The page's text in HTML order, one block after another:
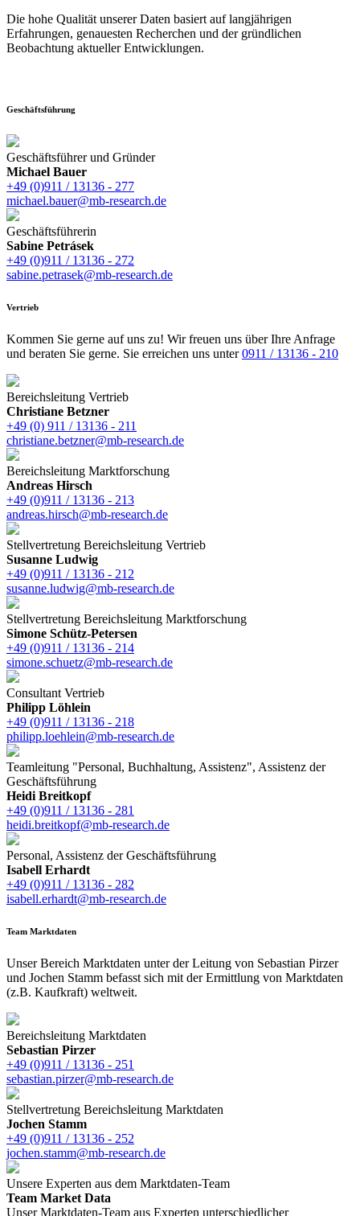
Die hohe Qualität unserer Daten basiert auf langjährigen
Erfahrungen, genauesten Recherchen und der gründlichen
Beobachtung aktueller Entwicklungen.
Geschäftsführung
Geschäftsführer und Gründer
Michael Bauer
+49 (0)911 / 13136 - 277
michael.bauer@mb-research.de
Geschäftsführerin
Sabine Petrásek
+49 (0)911 / 13136 - 272
sabine.petrasek@mb-research.de
Vertrieb
Kommen Sie gerne auf uns zu! Wir freuen uns über Ihre Anfrage
und beraten Sie gerne. Sie erreichen uns unter0911 / 13136 - 210
Bereichsleitung Vertrieb
Christiane Betzner
+49 (0) 911 / 13136 - 211
christiane.betzner@mb-research.de
Bereichsleitung Marktforschung
Andreas Hirsch
+49 (0)911 / 13136 - 213
andreas.hirsch@mb-research.de
Stellvertretung Bereichsleitung Vertrieb
Susanne Ludwig
+49 (0)911 / 13136 - 212
susanne.ludwig@mb-research.de
Stellvertretung Bereichsleitung Marktforschung
Simone Schütz-Petersen
+49 (0)911 / 13136 - 214
simone.schuetz@mb-research.de
Consultant Vertrieb
Philipp Löhlein
+49 (0)911 / 13136 - 218
philipp.loehlein@mb-research.de
Teamleitung "Personal, Buchhaltung, Assistenz", Assistenz der
Geschäftsführung
Heidi Breitkopf
+49 (0)911 / 13136 - 281
heidi.breitkopf@mb-research.de
Personal, Assistenz der Geschäftsführung
Isabell Erhardt
+49 (0)911 / 13136 - 282
isabell.erhardt@mb-research.de
Team Marktdaten
Unser Bereich Marktdaten unter der Leitung von Sebastian Pirzer
und Jochen Stamm befasst sich mit der Ermittlung von Marktdaten
(z.B. Kaufkraft) weltweit.
Bereichsleitung Marktdaten
Sebastian Pirzer
+49 (0)911 / 13136 - 251
sebastian.pirzer@mb-research.de
Stellvertretung Bereichsleitung Marktdaten
Jochen Stamm
+49 (0)911 / 13136 - 252
jochen.stamm@mb-research.de
Unsere Experten aus dem Marktdaten-Team
Team Market Data
Unser Marktdaten-Team aus Experten unterschiedlicher